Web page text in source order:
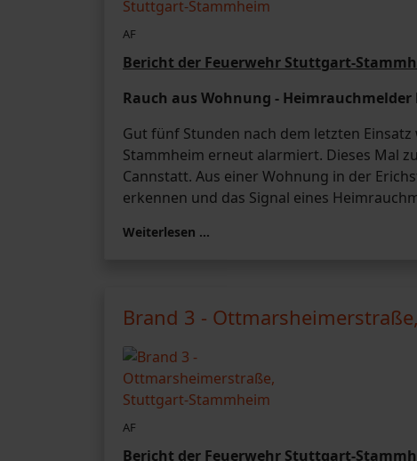
AF
Bericht der Feuerwehr Stuttgart-
Rauch aus Wohnung -
Gut fünf Stunden nach dem letzten
Stammheim erneut alarmiert. Dieses Mal
Cannstatt. Aus einer Wohnung in der
erkennen und das Signal eines
Weiterlesen …
Brand 3 -
AF
Bericht der Feuerwehr Stuttgart-